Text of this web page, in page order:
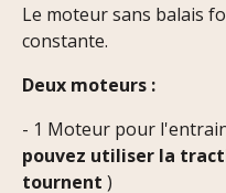
Le moteur sans balais
constante.
Deux moteurs :
- 1 Moteur pour
pouvez utiliser la
tournent )